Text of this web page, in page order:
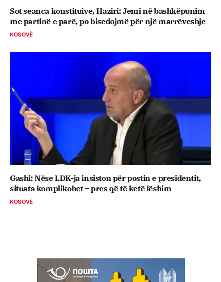
Sot seanca konstituive, ​Haziri: Jemi në bashkëpunim
me partinë e parë, po bisedojmë për një marrëveshje
KOSOVË
Gashi: Nëse LDK-ja insiston për postin e presidentit,
situata komplikohet – pres që të ketë lëshim
KOSOVË